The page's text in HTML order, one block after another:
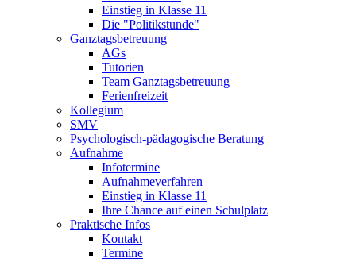
Einstieg in Klasse 11
Die "Politikstunde"
Ganztagsbetreuung
AGs
Tutorien
Team Ganztagsbetreuung
Ferienfreizeit
Kollegium
SMV
Psychologisch-pädagogische Beratung
Aufnahme
Infotermine
Aufnahmeverfahren
Einstieg in Klasse 11
Ihre Chance auf einen Schulplatz
Praktische Infos
Kontakt
Termine